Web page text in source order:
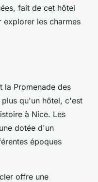
fait de cet hôtel
explorer les charmes
la Promenade des
qu'un hôtel, c'est
à Nice. Les
dotée d'un
époques
offre une